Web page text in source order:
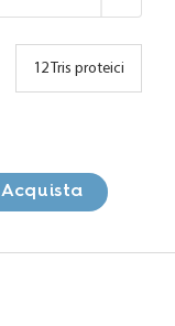
12 Tris proteici
Acquista